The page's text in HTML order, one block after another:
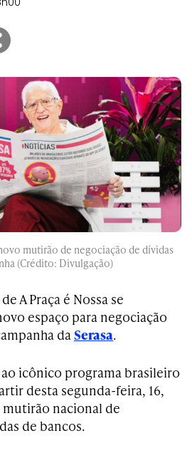
mutirão de negociação de dívidas
(Crédito: Divulgação)
A Praça é Nossa se
espaço para negociação
da Serasa.
icônico programa brasileiro
desta segunda-feira, 16,
nacional de
de bancos.